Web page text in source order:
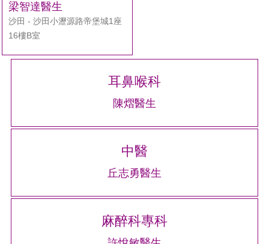
梁智達醫生
沙田 - 沙田小瀝源路帝堡城1座
16樓B室
耳鼻喉科
陳熠醫生
中醫
丘志勇醫生
麻醉科專科